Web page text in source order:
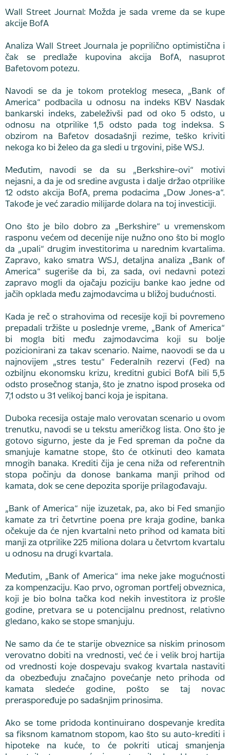
Wall Street Journal: Možda je sada vreme da se kupe
akcije BofA
Analiza Wall Street Journala je poprilično optimistična i
čak se predlaže kupovina akcija BofA, nasuprot
Bafetovom potezu.
Navodi se da je tokom proteklog meseca, „Bank of
America“ podbacila u odnosu na indeks KBV Nasdak
bankarski indeks, zabeleživši pad od oko 5 odsto, u
odnosu na otprilike 1,5 odsto pada tog indeksa. S
obzirom na Bafetov dosadašnji rezime, teško kriviti
nekoga ko bi želeo da ga sledi u trgovini, piše WSJ.
Međutim, navodi se da su „Berkshire-ovi“ motivi
nejasni, a da je od sredine avgusta i dalje držao otprilike
12 odsto akcija BofA, prema podacima „Dow Jones-a“.
Takođe je već zaradio milijarde dolara na toj investiciji.
Ono što je bilo dobro za „Berkshire“ u vremenskom
rasponu većem od decenije nije nužno ono što bi moglo
da „upali“ drugim investitorima u narednim kvartalima.
Zapravo, kako smatra WSJ, detaljna analiza „Bank of
America“ sugeriše da bi, za sada, ovi nedavni potezi
zapravo mogli da ojačaju poziciju banke kao jedne od
jačih opklada među zajmodavcima u bližoj budućnosti.
Kada je reč o strahovima od recesije koji bi povremeno
prepadali tržište u poslednje vreme, „Bank of America“
bi mogla biti među zajmodavcima koji su bolje
pozicionirani za takav scenario. Naime, naovodi se da u
najnovijem „stres testu“ Federalnih rezervi (Fed) na
ozbiljnu ekonomsku krizu, kreditni gubici BofA bili 5,5
odsto prosečnog stanja, što je znatno ispod proseka od
7,1 odsto u 31 velikoj banci koja je ispitana.
Duboka recesija ostaje malo verovatan scenario u ovom
trenutku, navodi se u tekstu američkog lista. Ono što je
gotovo sigurno, jeste da je Fed spreman da počne da
smanjuje kamatne stope, što će otkinuti deo kamata
mnogih banaka. Krediti čija je cena niža od referentnih
stopa počinju da donose bankama manji prihod od
kamata, dok se cene depozita sporije prilagođavaju.
„Bank of America“ nije izuzetak, pa, ako bi Fed smanjio
kamate za tri četvrtine poena pre kraja godine, banka
očekuje da će njen kvartalni neto prihod od kamata biti
manji za otprilike 225 miliona dolara u četvrtom kvartalu
u odnosu na drugi kvartala.
Međutim, „Bank of America“ ima neke jake mogućnosti
za kompenzaciju. Kao prvo, ogroman portfelj obveznica,
koji je bio bolna tačka kod nekih investitora iz prošle
godine, pretvara se u potencijalnu prednost, relativno
gledano, kako se stope smanjuju.
Ne samo da će te starije obveznice sa niskim prinosom
verovatno dobiti na vrednosti, već će i velik broj hartija
od vrednosti koje dospevaju svakog kvartala nastaviti
da obezbeđuju značajno povećanje neto prihoda od
kamata sledeće godine, pošto se taj novac
preraspoređuje po sadašnjim prinosima.
Ako se tome pridoda kontinuirano dospevanje kredita
sa fiksnom kamatnom stopom, kao što su auto-krediti i
hipoteke na kuće, to će pokriti uticaj smanjenja